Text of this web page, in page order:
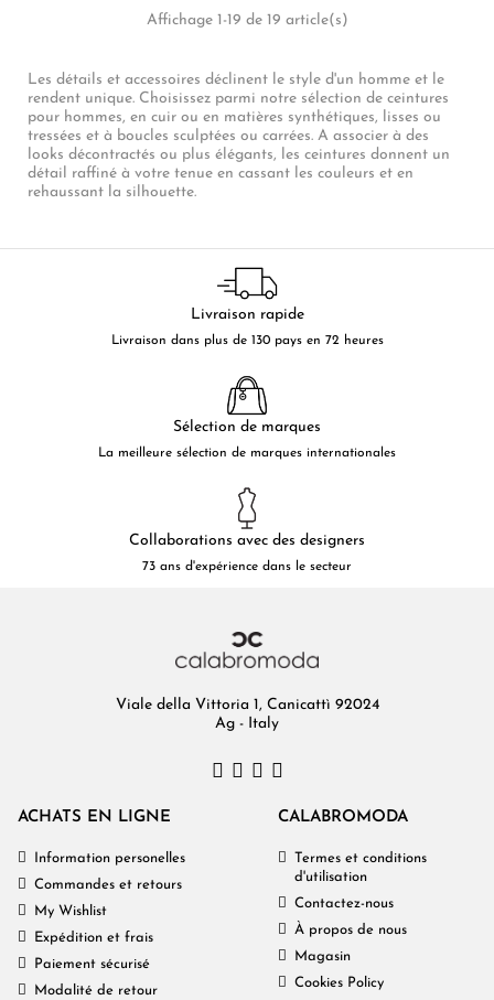
Affichage 1-19 de 19 article(s)
Les détails et accessoires déclinent le style d'un homme et le
rendent unique. Choisissez parmi notre sélection de ceintures
pour hommes, en cuir ou en matières synthétiques, lisses ou
tressées et à boucles sculptées ou carrées. A associer à des
looks décontractés ou plus élégants, les ceintures donnent un
détail raffiné à votre tenue en cassant les couleurs et en
rehaussant la silhouette.
Livraison rapide
Livraison dans plus de 130 pays en 72 heures
Sélection de marques
La meilleure sélection de marques internationales
Collaborations avec des designers
73 ans d'expérience dans le secteur
Viale della Vittoria 1, Canicattì 92024
Ag - Italy
ACHATS EN LIGNE
Information personelles
Commandes et retours
My Wishlist
Expédition et frais
Paiement sécurisé
Modalité de retour
CALABROMODA
Termes et conditions
d'utilisation
Contactez-nous
À propos de nous
Magasin
Cookies Policy